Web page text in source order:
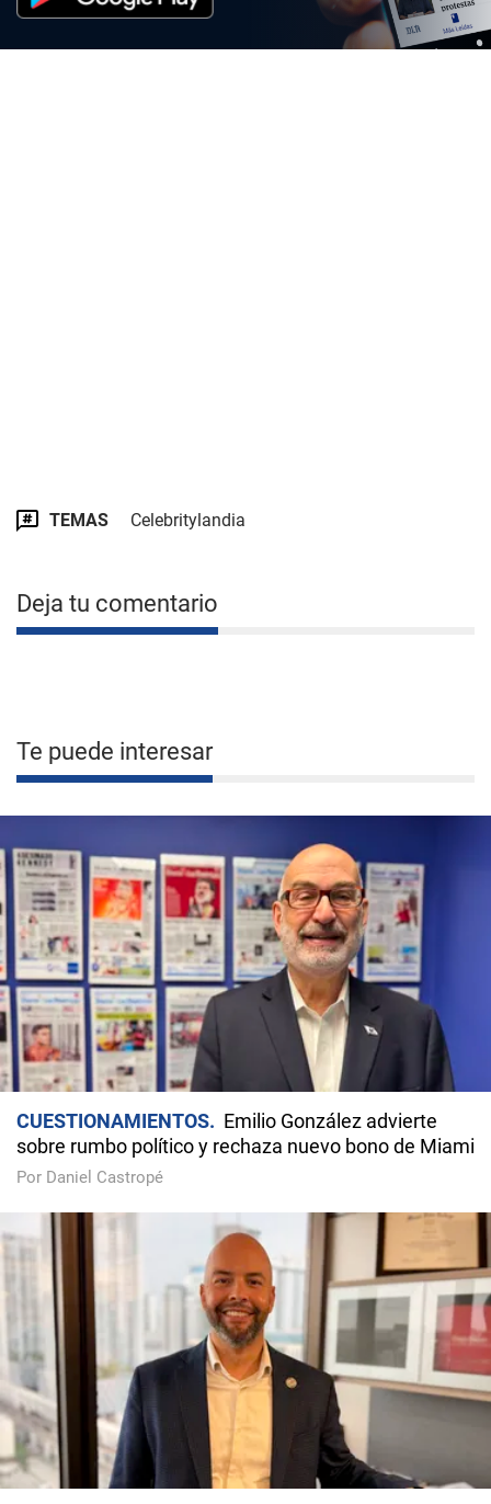
TEMAS Celebritylandia
Deja tu comentario
Te puede interesar
CUESTIONAMIENTOS
Emilio González advierte
sobre rumbo político y rechaza nuevo bono de Miami
Por Daniel Castropé